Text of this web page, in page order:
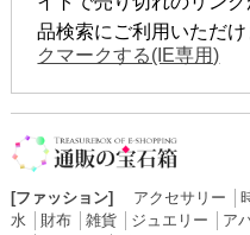
品検索にご利用いただ
クマークする(IE専用)
[ファッション] アクセサリー
水
財布│ 雑貨│ ジュエリー ア